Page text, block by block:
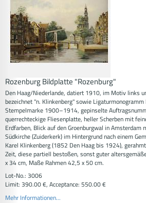
Rozenburg Bildplatte "Rozenburg"
Den Haag/Niederlande, datiert 1910, im Motiv links
bezeichnet "n. Klinkenberg" sowie
Stempelmarke 1900–1914, gepinselte
querrechteckige Fliesenplatte, heller Scherben mit
Erdfarben, Blick auf den Groenburgwal in Amsterdam
Südkirche (Zuiderkerk) im Hintergrund nach einem
Karel Klinkenberg (1852 Den Haag bis 1924),
Zeit, diese partiell bestoßen, sonst guter
x 34 cm, Maße Rahmen 42,5 x 50 cm.
Lot-No.: 3006
Limit: 390.00 €, Acceptance: 550.00 €
Mehr Informationen...